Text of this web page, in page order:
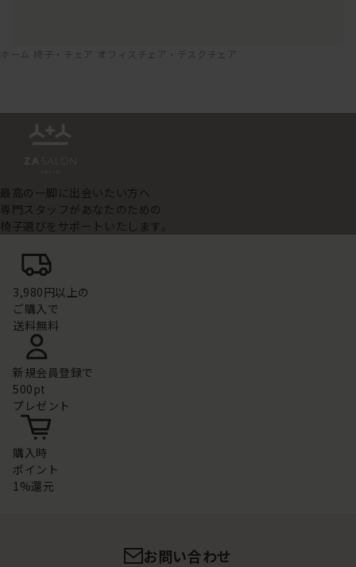
ホーム 椅子・チェア オフィスチェア・デスクチェア
最高の一脚に出会いたい方へ
専門スタッフがあなたのための
椅子選びをサポートいたします。
3,980円以上の
ご購入で
送料無料
新規会員登録で
500pt
プレゼント
購入時
ポイント
1%還元
お問い合わせ